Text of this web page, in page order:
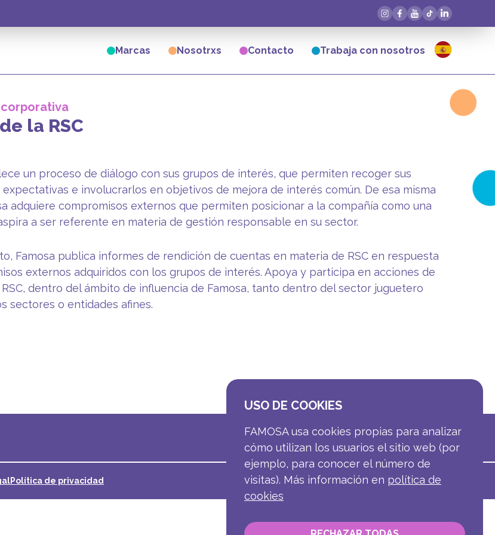
Marcas Nosotrxs Contacto Trabaja con nosotros
la RSC
un proceso de diálogo con sus grupos de interés, que permiten recoger sus
expectativas e involucrarlos en objetivos de mejora de interés común. De esa misma
adquiere compromisos externos que permiten posicionar a la compañía como una
a ser referente en materia de gestión responsable en su sector.
Famosa publica informes de rendición de cuentas en materia de RSC en respuesta
externos adquiridos con los grupos de interés. Apoya y participa en acciones de
dentro del ámbito de influencia de Famosa, tanto dentro del sector juguetero
sectores o entidades afines.
Política de privacidad
USO DE COOKIES
FAMOSA usa cookies propias para analizar
cómo utilizan los usuarios el sitio web (por
ejemplo, para conocer el número de
visitas). Más información en política de
cookies